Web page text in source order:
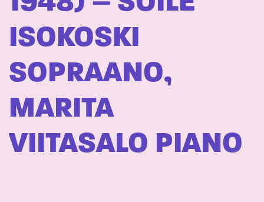
ISOKOSKI
SOPRAANO,
MARITA
VIITASALO PIANO